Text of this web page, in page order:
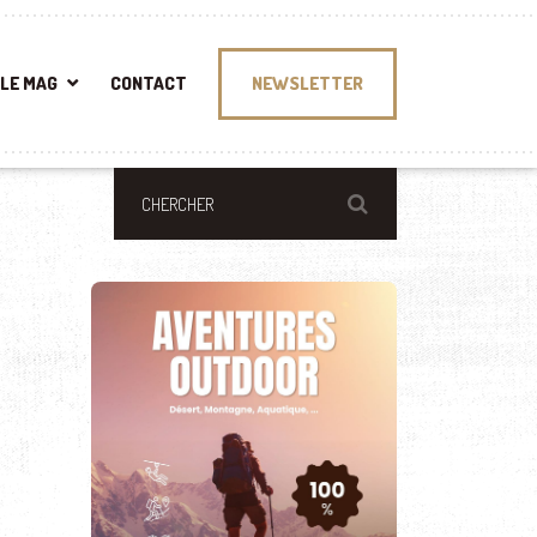
LE MAG CONTACT NEWSLETTER